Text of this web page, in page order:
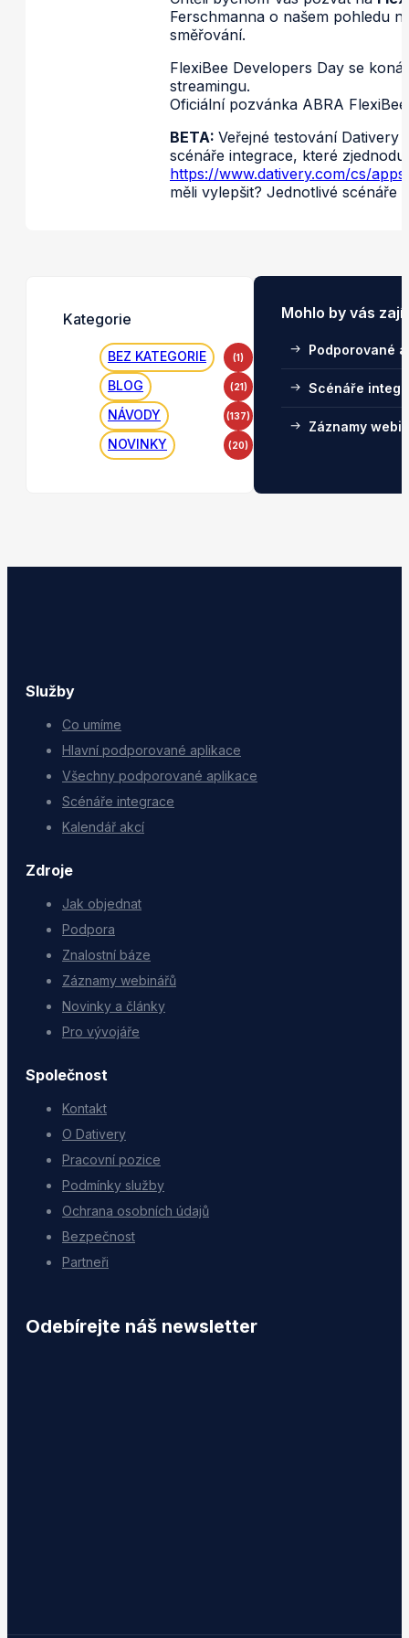
Ferschmanna o našem pohledu
směřování.
FlexiBee Developers Day se
streamingu.
Oficiální pozvánka ABRA
BETA: Veřejné testování Dativery
scénáře integrace, které
https://www.dativery.com/cs/apps/
měli vylepšit? Jednotlivé scénáře
Mohlo by vás
Podporované
Scénáře
Záznamy
Kategorie
BEZ KATEGORIE (1)
BLOG (21)
NÁVODY (137)
NOVINKY (20)
Služby
Co umíme
Hlavní podporované aplikace
Všechny podporované aplikace
Scénáře integrace
Kalendář akcí
Zdroje
Jak objednat
Podpora
Znalostní báze
Záznamy webinářů
Novinky a články
Pro vývojáře
Společnost
Kontakt
O Dativery
Pracovní pozice
Podmínky služby
Ochrana osobních údajů
Bezpečnost
Partneři
Odebírejte náš newsletter